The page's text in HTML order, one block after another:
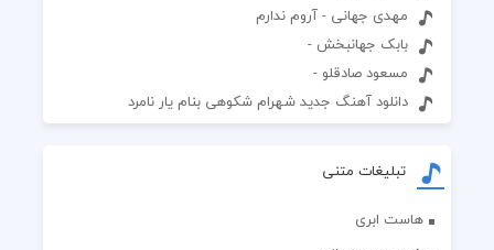
مهدی جهانی - آروم ندارم
بابک جهانبخش -
مسعود صادقلو -
دانلود آهنگ جدید شهرام شکوهی بنام یار نامرد
تبلیغات متنی
هاست ابری